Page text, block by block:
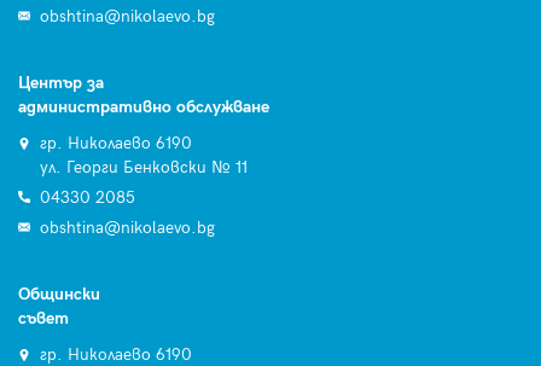
obshtina@nikolaevo.bg
Център за
административно обслужване
гр. Николаево 6190
ул. Георги Бенковски № 11
04330 2085
obshtina@nikolaevo.bg
Общински
съвет
гр. Николаево 6190